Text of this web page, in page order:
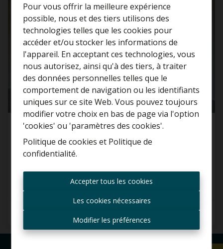
Pour vous offrir la meilleure expérience
possible, nous et des tiers utilisons des
technologies telles que les cookies pour
accéder et/ou stocker les informations de
l'appareil. En acceptant ces technologies, vous
nous autorisez, ainsi qu'à des tiers, à traiter
des données personnelles telles que le
comportement de navigation ou les identifiants
uniques sur ce site Web. Vous pouvez toujours
modifier votre choix en bas de page via l'option
'cookies' ou 'paramètres des cookies'.
Politique de cookies et Politique de
confidentialité.
Accepter tous les cookies
Les cookies nécessaires
Modifier les préférences
Appartement
1851 Humbeek
Curieux de connaître la
valeur de votre maison ?
Estimation gratuite
Toujours être le premier
informé des nouvelles
offres ?
mail